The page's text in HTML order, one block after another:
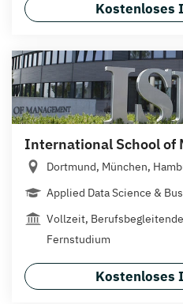
Kostenloses
International School of
Dortmund, München,
Applied Data Science &
Vollzeit,
Fernstudium
Kostenloses